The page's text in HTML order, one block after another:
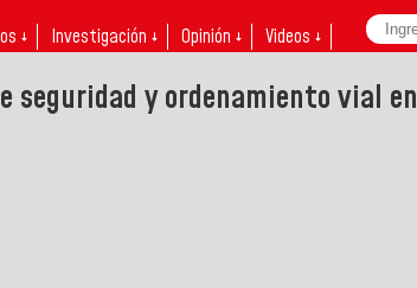
↓ Investigación ↓ Opinión ↓ Videos ↓
seguridad y ordenamiento vial en